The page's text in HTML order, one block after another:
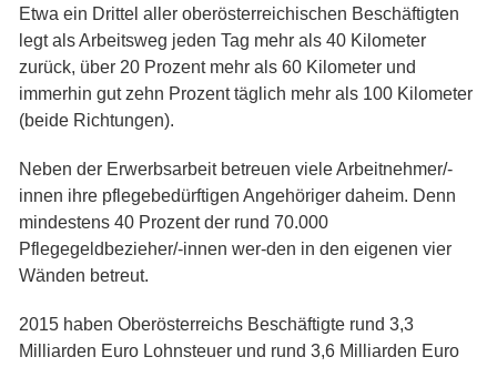
Etwa ein Drittel aller oberösterreichischen Beschäftigten
legt als Arbeitsweg jeden Tag mehr als 40 Kilometer
zurück, über 20 Prozent mehr als 60 Kilometer und
immerhin gut zehn Prozent täglich mehr als 100 Kilometer
(beide Richtungen).
Neben der Erwerbsarbeit betreuen viele Arbeitnehmer/-
innen ihre pflegebedürftigen Angehöriger daheim. Denn
mindestens 40 Prozent der rund 70.000
Pflegegeldbezieher/-innen wer-den in den eigenen vier
Wänden betreut.
2015 haben Oberösterreichs Beschäftigte rund 3,3
Milliarden Euro Lohnsteuer und rund 3,6 Milliarden Euro